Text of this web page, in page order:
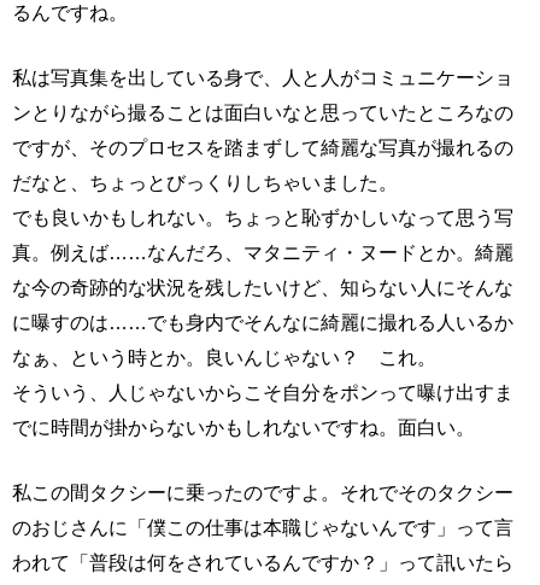
るんですね。
私は写真集を出している身で、人と人がコミュニケーショ
ンとりながら撮ることは面白いなと思っていたところなの
ですが、そのプロセスを踏まずして綺麗な写真が撮れるの
だなと、ちょっとびっくりしちゃいました。
でも良いかもしれない。ちょっと恥ずかしいなって思う写
真。例えば……なんだろ、マタニティ・ヌードとか。綺麗
な今の奇跡的な状況を残したいけど、知らない人にそんな
に曝すのは……でも身内でそんなに綺麗に撮れる人いるか
なぁ、という時とか。良いんじゃない？ これ。
そういう、人じゃないからこそ自分をポンって曝け出すま
でに時間が掛からないかもしれないですね。面白い。
私この間タクシーに乗ったのですよ。それでそのタクシー
のおじさんに「僕この仕事は本職じゃないんです」って言
われて「普段は何をされているんですか？」って訊いたら